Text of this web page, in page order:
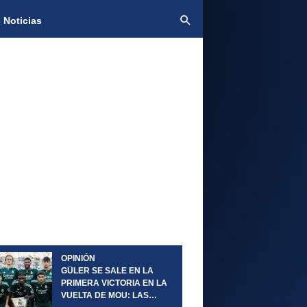
Noticias
OPINIÓN
GÜLER SE SALE EN LA
PRIMERA VICTORIA EN LA
VUELTA DE MOU: LAS